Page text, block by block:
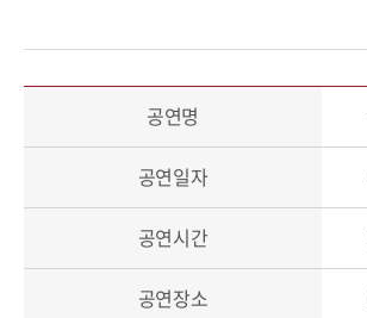
공연명
공연일자
공연시간
공연장소